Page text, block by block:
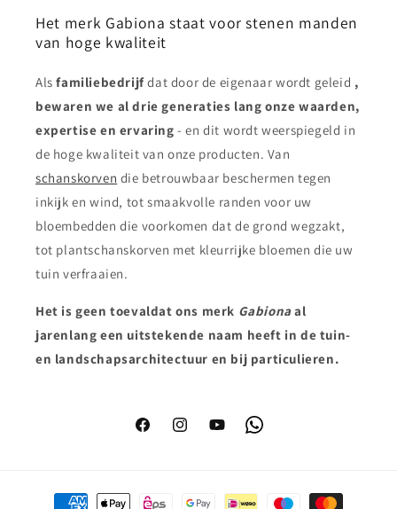
Het merk Gabiona staat voor stenen manden
van hoge kwaliteit
Alsfamiliebedrijfdat door de eigenaar wordt geleid ,
bewaren we al drie generaties lang onze waarden,
expertise en ervaring- en dit wordt weerspiegeld in
de hoge kwaliteit van onze producten. Van
schanskorven die betrouwbaar beschermen tegen
inkijk en wind, tot smaakvolle randen voor uw
bloembedden die voorkomen dat de grond wegzakt,
tot plantschanskorven met kleurrijke bloemen die uw
tuin verfraaien.
Het is geen toevaldat ons merk Gabionaal
jarenlang een uitstekende naam heeft in de tuin-
en landschapsarchitectuur en bij particulieren.
FacebookInstagramYouTubeWhatsApp
Betaalmethoden